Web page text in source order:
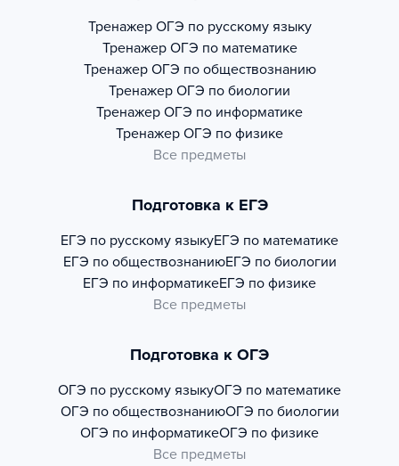
Тренажер ОГЭ по русскому языку
Тренажер ОГЭ по математике
Тренажер ОГЭ по обществознанию
Тренажер ОГЭ по биологии
Тренажер ОГЭ по информатике
Тренажер ОГЭ по физике
Все предметы
Подготовка к ЕГЭ
ЕГЭ по русскому языкуЕГЭ по математике
ЕГЭ по обществознаниюЕГЭ по биологии
ЕГЭ по информатикеЕГЭ по физике
Все предметы
Подготовка к ОГЭ
ОГЭ по русскому языкуОГЭ по математике
ОГЭ по обществознаниюОГЭ по биологии
ОГЭ по информатикеОГЭ по физике
Все предметы